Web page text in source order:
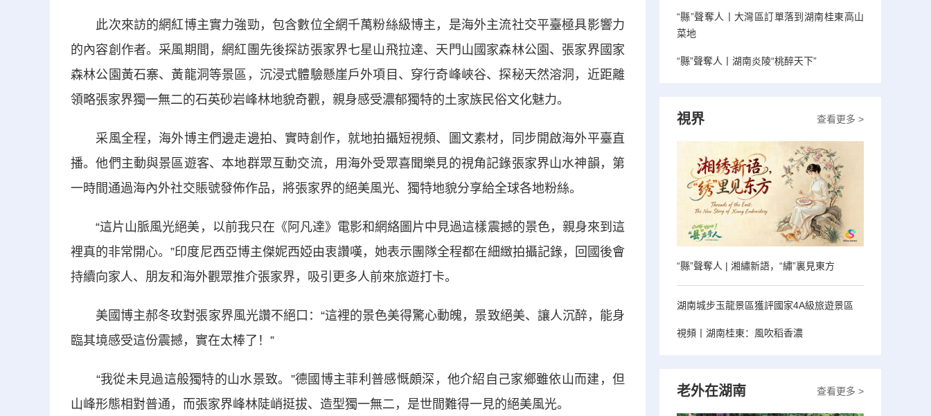
此次來訪的網紅博主實力強勁，包含數位全網千萬粉絲級博主，是海外主流社交平臺極具影響力
的內容創作者。采風期間，網紅團先後探訪張家界七星山飛拉達、天門山國家森林公園、張家界國家
森林公園黃石寨、黃龍洞等景區，沉浸式體驗懸崖戶外項目、穿行奇峰峽谷、探秘天然溶洞，近距離
領略張家界獨一無二的石英砂岩峰林地貌奇觀，親身感受濃郁獨特的土家族民俗文化魅力。
采風全程，海外博主們邊走邊拍、實時創作，就地拍攝短視頻、圖文素材，同步開啟海外平臺直
播。他們主動與景區遊客、本地群眾互動交流，用海外受眾喜聞樂見的視角記錄張家界山水神韻，第
一時間通過海內外社交賬號發佈作品，將張家界的絕美風光、獨特地貌分享給全球各地粉絲。
“這片山脈風光絕美，以前我只在《阿凡達》電影和網絡圖片中見過這樣震撼的景色，親身來到這
裡真的非常開心。”印度尼西亞博主傑妮西婭由衷讚嘆，她表示團隊全程都在細緻拍攝記錄，回國後會
持續向家人、朋友和海外觀眾推介張家界，吸引更多人前來旅遊打卡。
美國博主郝冬玫對張家界風光讚不絕口：“這裡的景色美得驚心動魄，景致絕美、讓人沉醉，能身
臨其境感受這份震撼，實在太棒了！”
“我從未見過這般獨特的山水景致。”德國博主菲利普感慨頗深，他介紹自己家鄉雖依山而建，但
山峰形態相對普通，而張家界峰林陡峭挺拔、造型獨一無二，是世間難得一見的絕美風光。
“縣”聲奪人丨大灣區訂單落到湖南桂東高山
菜地
“縣”聲奪人丨湖南炎陵“桃醉天下”
查看更多 >
視界
“縣”聲奪人 | 湘繡新語，“繡”裏見東方
湖南城步玉龍景區獲評國家4A級旅遊景區
視頻丨湖南桂東：風吹稻香濃
查看更多 >
老外在湖南